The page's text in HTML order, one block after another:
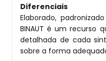
Diferenciais
Elaborado,
BINAUT é um recurso
detalhada de cada
sobre a forma